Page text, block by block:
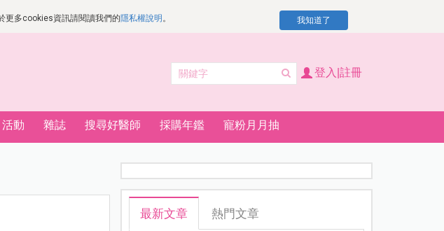
更多cookies資訊請閱讀我們的隱私權說明 。 我知道了
登入|註冊
活動 雜誌 搜尋好醫師 採購年鑑 寵粉月月抽
最新文章 熱門文章